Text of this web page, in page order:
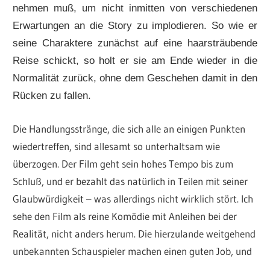
nehmen muß, um nicht inmitten von verschiedenen
Erwartungen an die Story zu implodieren. So wie er
seine Charaktere zunächst auf eine haarsträubende
Reise schickt, so holt er sie am Ende wieder in die
Normalität zurück, ohne dem Geschehen damit in den
Rücken zu fallen.
Die Handlungsstränge, die sich alle an einigen Punkten
wiedertreffen, sind allesamt so unterhaltsam wie
überzogen. Der Film geht sein hohes Tempo bis zum
Schluß, und er bezahlt das natürlich in Teilen mit seiner
Glaubwürdigkeit – was allerdings nicht wirklich stört. Ich
sehe den Film als reine Komödie mit Anleihen bei der
Realität, nicht anders herum. Die hierzulande weitgehend
unbekannten Schauspieler machen einen guten Job, und